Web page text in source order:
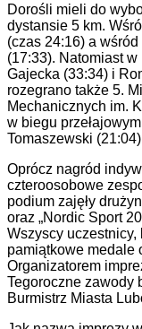
Dorośli mieli do
dystansie 5 km.
(czas 24:16) a
(17:33). Natomiast
Gajecka (33:34) i
rozegrano także 5.
Mechanicznych im.
w biegu
Tomaszewski
Oprócz nagród
czteroosobowe
podium zajęły
oraz „Nordic Sport
Wszyscy
pamiątkowe medale
Organizatorem
Tegoroczne zawody
Burmistrz Miasta